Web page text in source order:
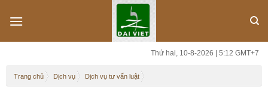
Thứ hai, 10-8-2026 | 5:12 GMT+7
Trang chủ Dịch vụ Dịch vụ tư vấn luật